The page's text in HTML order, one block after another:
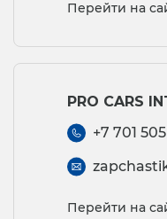
Перейти на
PRO CARS
+7 701
Перейти на